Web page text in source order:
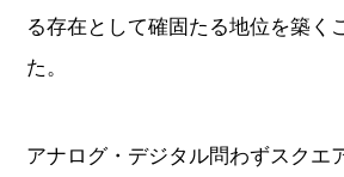
る存在として確固たる地位を築く
た。
アナログ・デジタル問わずスクエ